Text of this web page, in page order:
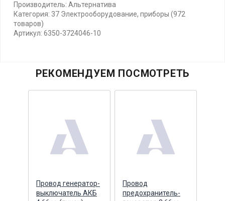
Производитель: Альтернатива
Категория: 37 Электрооборудование, приборы (972
товаров)
Артикул: 6350-3724046-10
РЕКОМЕНДУЕМ ПОСМОТРЕТЬ
Провод генератор-
выключатель АКБ
Провод
предохранитель-